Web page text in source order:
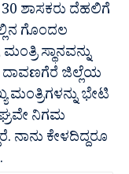
ಶಾಸಕರು ದೆಹಲಿಗೆ
ಗೊಂದಲ
ಸ್ಥಾನವನ್ನು
ದಾವಣಗೆರೆ ಜಿಲ್ಲೆಯ
ಮಂತ್ರಿಗಳನ್ನು ಭೇಟಿ
ನಿಗಮ
ಕೇಳದಿದ್ದರೂ